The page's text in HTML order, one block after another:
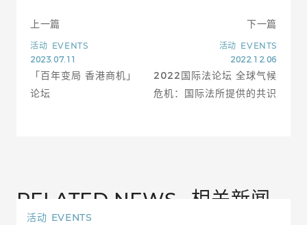
上一篇
活动 EVENTS
2023.07.11
「百年变局 香港商机」
论坛
下一篇
活动 EVENTS
2022.12.06
2022国际法论坛 全球气候
危机：国际法所提供的共识
RELATED NEWS 相关新闻
活动 EVENTS